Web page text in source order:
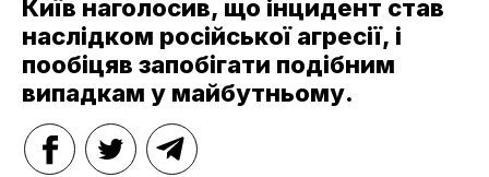
Київ наголосив, що інцидент став
наслідком російської агресії, і
пообіцяв запобігати подібним
випадкам у майбутньому.